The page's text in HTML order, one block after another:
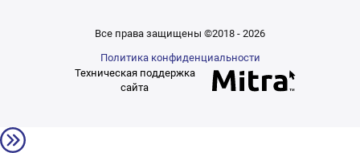
Все права защищены ©2018 - 2026
Политика конфиденциальности
Техническая поддержка
сайта